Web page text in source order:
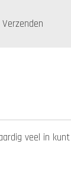
Verzenden
veel in